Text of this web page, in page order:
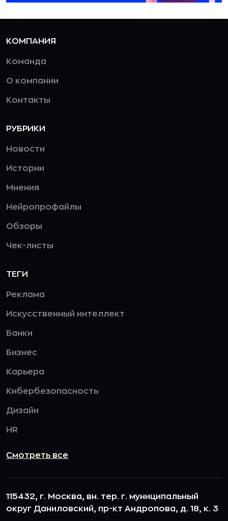
КОМПАНИЯ
Команда
О компании
Контакты
РУБРИКИ
Новости
Истории
Мнения
Нейропрофайлы
Обзоры
Чек-листы
ТЕГИ
Реклама
Искусственный интеллект
Банки
Бизнес
Карьера
Кибербезопасность
Дизайн
HR
Смотреть все
115432, г. Москва, вн. тер. г. муниципальный
округ Даниловский, пр-кт Андропова, д. 18, к. 3